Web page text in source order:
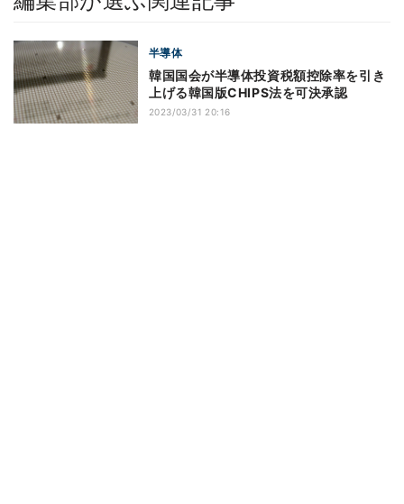
半導体
韓国国会が半導体投資税額控除率を引き
上げる韓国版CHIPS法を可決承認
2023/03/31 20:16